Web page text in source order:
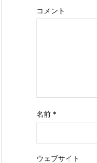
コメント
名前 *
ウェブサイト